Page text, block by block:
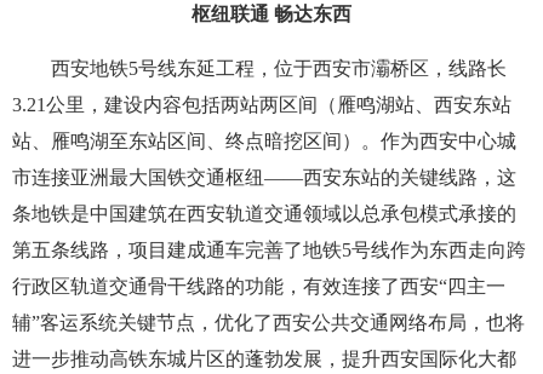
枢纽联通 畅达东西
西安地铁5号线东延工程，位于西安市灞桥区，线路长
3.21公里，建设内容包括两站两区间（雁鸣湖站、西安东站
站、雁鸣湖至东站区间、终点暗挖区间）。作为西安中心城
市连接亚洲最大国铁交通枢纽——西安东站的关键线路，这
条地铁是中国建筑在西安轨道交通领域以总承包模式承接的
第五条线路，项目建成通车完善了地铁5号线作为东西走向跨
行政区轨道交通骨干线路的功能，有效连接了西安“四主一
辅”客运系统关键节点，优化了西安公共交通网络布局，也将
进一步推动高铁东城片区的蓬勃发展，提升西安国际化大都